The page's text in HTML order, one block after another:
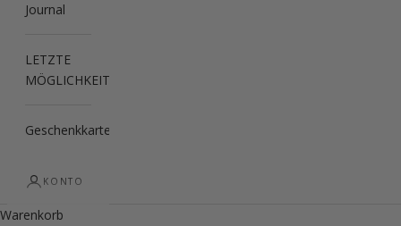
Journal
LETZTE
MÖGLICHKEIT
Geschenkkarte
KONTO
Warenkorb